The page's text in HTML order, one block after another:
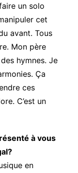
un solo
cet
avant. Tous
Mon père
hymnes. Je
Ça
ces
C’est un
à vous
en